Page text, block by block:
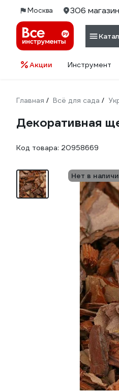
Москва 306
Акции Инструмент
Главная / Всё для сада /
Декоративная
Код товара: 20958669
Нет в